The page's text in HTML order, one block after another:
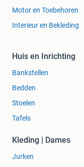
Motor en Toebehoren
Interieur en Bekleding
Huis en Inrichting
Bankstellen
Bedden
Stoelen
Tafels
Kleding | Dames
Jurken